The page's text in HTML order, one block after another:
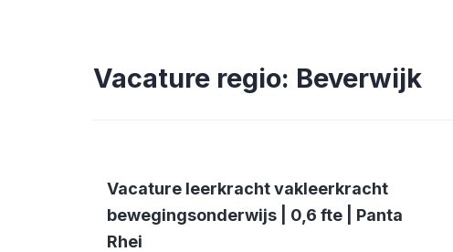
Vacature regio: Beverwijk
Vacature leerkracht vakleerkracht
bewegingsonderwijs | 0,6 fte | Panta
Rhei